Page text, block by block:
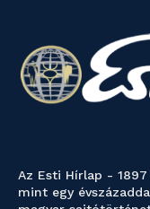
Az Esti Hírlap -
mint egy